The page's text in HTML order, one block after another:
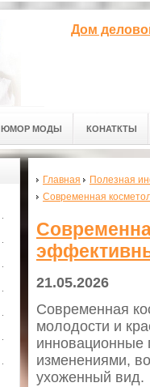
Дом
ЮМОР МОДЫ КОНАТКТЫ
Главная
Полезная
Современная
21.05.2026
Современная
молодости и
инновационные
изменениями,
ухоженный вид.